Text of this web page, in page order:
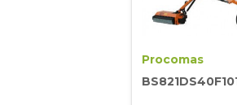
Procomas